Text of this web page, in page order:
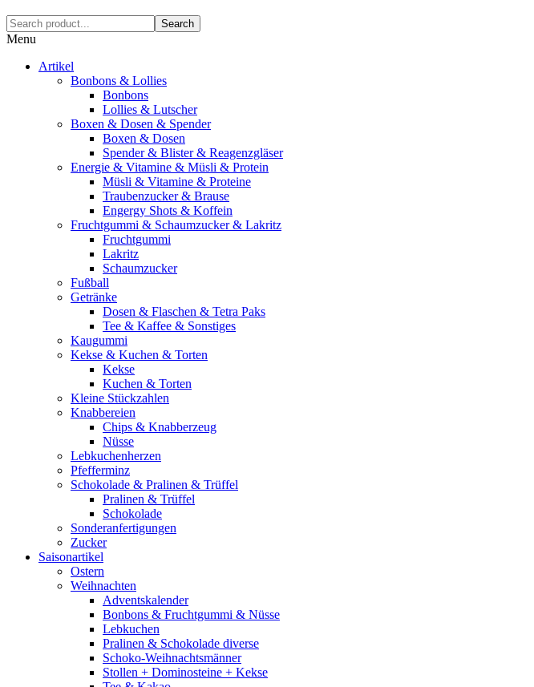
Search
Menu
Artikel
Bonbons & Lollies
Bonbons
Lollies & Lutscher
Boxen & Dosen & Spender
Boxen & Dosen
Spender & Blister & Reagenzgläser
Energie & Vitamine & Müsli & Protein
Müsli & Vitamine & Proteine
Traubenzucker & Brause
Engergy Shots & Koffein
Fruchtgummi & Schaumzucker & Lakritz
Fruchtgummi
Lakritz
Schaumzucker
Fußball
Getränke
Dosen & Flaschen & Tetra Paks
Tee & Kaffee & Sonstiges
Kaugummi
Kekse & Kuchen & Torten
Kekse
Kuchen & Torten
Kleine Stückzahlen
Knabbereien
Chips & Knabberzeug
Nüsse
Lebkuchenherzen
Pfefferminz
Schokolade & Pralinen & Trüffel
Pralinen & Trüffel
Schokolade
Sonderanfertigungen
Zucker
Saisonartikel
Ostern
Weihnachten
Adventskalender
Bonbons & Fruchtgummi & Nüsse
Lebkuchen
Pralinen & Schokolade diverse
Schoko-Weihnachtsmänner
Stollen + Dominosteine + Kekse